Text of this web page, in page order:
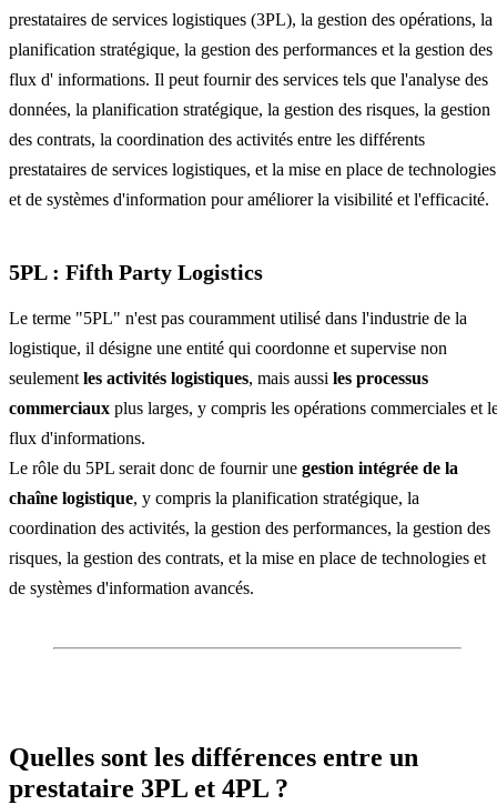
prestataires de services logistiques (3PL), la gestion des opérations, la
planification stratégique, la gestion des performances et la gestion des
flux d' informations. Il peut fournir des services tels que l'analyse des
données, la planification stratégique, la gestion des risques, la gestion
des contrats, la coordination des activités entre les différents
prestataires de services logistiques, et la mise en place de technologies
et de systèmes d'information pour améliorer la visibilité et l'efficacité.
5PL : Fifth Party Logistics
Le terme "5PL" n'est pas couramment utilisé dans l'industrie de la
logistique, il désigne une entité qui coordonne et supervise non
seulement les activités logistiques, mais aussi les processus
commerciaux plus larges, y compris les opérations commerciales et
flux d'informations.
Le rôle du 5PL serait donc de fournir une gestion intégrée de la
chaîne logistique, y compris la planification stratégique, la
coordination des activités, la gestion des performances, la gestion des
risques, la gestion des contrats, et la mise en place de technologies et
de systèmes d'information avancés.
Quelles sont les différences entre un
prestataire 3PL et 4PL ?